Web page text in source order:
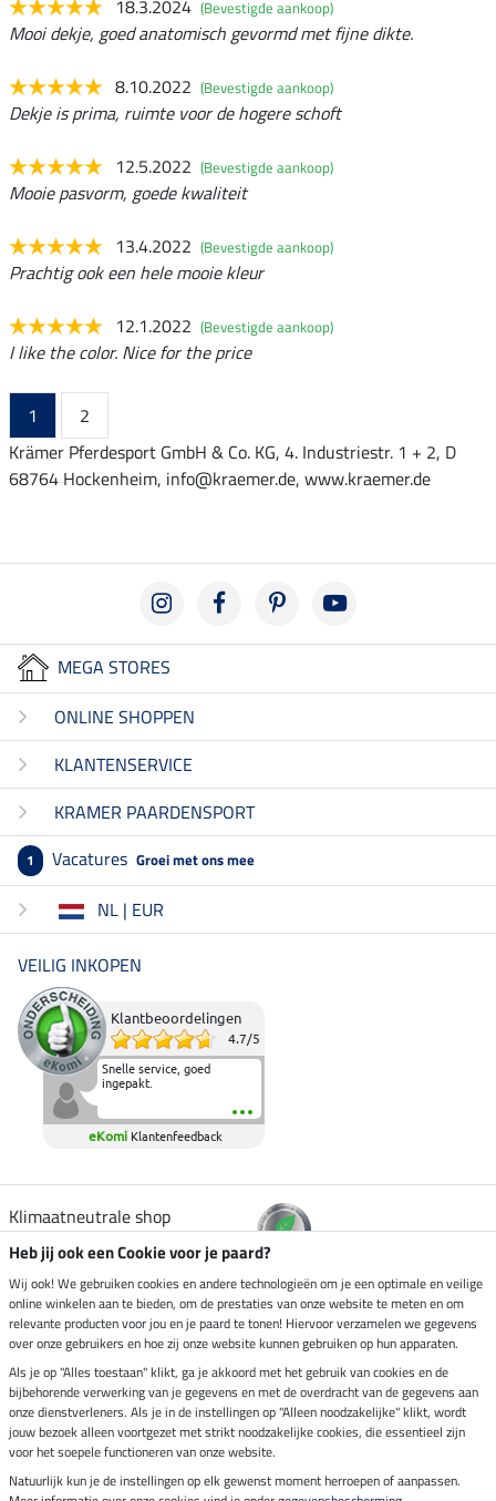
18.3.2024 (Bevestigde aankoop)
Mooi dekje, goed anatomisch gevormd met fijne dikte.
8.10.2022 (Bevestigde aankoop)
Dekje is prima, ruimte voor de hogere schoft
12.5.2022 (Bevestigde aankoop)
Mooie pasvorm, goede kwaliteit
13.4.2022 (Bevestigde aankoop)
Prachtig ook een hele mooie kleur
12.1.2022 (Bevestigde aankoop)
I like the color. Nice for the price
1
2
Krämer Pferdesport GmbH & Co. KG, 4. Industriestr. 1 + 2, D
68764 Hockenheim, info@kraemer.de, www.kraemer.de
MEGA STORES
ONLINE SHOPPEN
KLANTENSERVICE
KRAMER PAARDENSPORT
1 Vacatures Groei met ons mee
NL | EUR
VEILIG INKOPEN
Klantbeoordelingen
4.7/5
Snelle service, goed
ingepakt.
eKomi Klantenfeedback
Klimaatneutrale shop
Verzending per
Veilig betalen met
Impressum
Heb jij ook een Cookie voor je paard?
Wij ook! We gebruiken cookies en andere technologieën om je een optimale en veilige
online winkelen aan te bieden, om de prestaties van onze website te meten en om
relevante producten voor jou en je paard te tonen! Hiervoor verzamelen we gegevens
over onze gebruikers en hoe zij onze website kunnen gebruiken op hun apparaten.
Als je op "Alles toestaan" klikt, ga je akkoord met het gebruik van cookies en de
bijbehorende verwerking van je gegevens en met de overdracht van de gegevens aan
onze dienstverleners. Als je in de instellingen op "Alleen noodzakelijke" klikt, wordt
jouw bezoek alleen voortgezet met strikt noodzakelijke cookies, die essentieel zijn
voor het soepele functioneren van onze website.
Natuurlijk kun je de instellingen op elk gewenst moment herroepen of aanpassen.